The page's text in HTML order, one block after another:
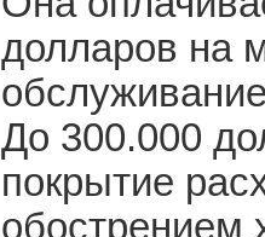
долларов на
До 300.000
покрытие
обострением